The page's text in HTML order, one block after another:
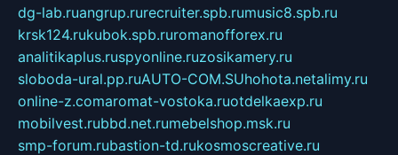
dg-lab.ruangrup.rurecruiter.spb.rumusic8.spb.ru
krsk124.rukubok.spb.ruromanofforex.ru
analitikaplus.ruspyonline.ruzosikamery.ru
sloboda-ural.pp.ruAUTO-COM.SUhohota.netalimy.ru
online-z.comaromat-vostoka.ruotdelkaexp.ru
mobilvest.rubbd.net.rumebelshop.msk.ru
smp-forum.rubastion-td.rukosmoscreative.ru